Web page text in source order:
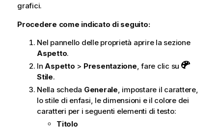
grafici.
Procedere come indicato di seguito:
Nel pannello delle proprietà aprire la sezione
Aspetto.
InAspetto > Presentazione, fare clic su
Stile.
Nella scheda Generale, impostare il carattere,
lo stile di enfasi, le dimensioni e il colore dei
caratteri per i seguenti elementi di testo:
Titolo